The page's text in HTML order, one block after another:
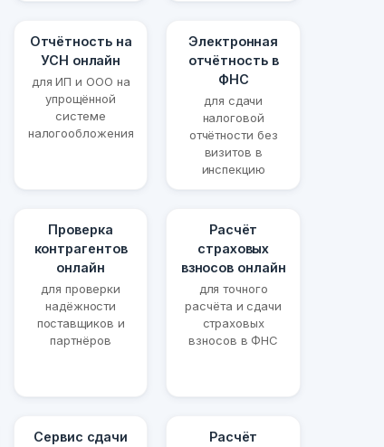
Отчётность на
УСН онлайн
для ИП и ООО на
упрощённой
системе
налогообложения
Электронная
отчётность в
ФНС
для сдачи
налоговой
отчётности без
визитов в
инспекцию
Проверка
контрагентов
онлайн
для проверки
надёжности
поставщиков и
партнёров
Расчёт
страховых
взносов онлайн
для точного
расчёта и сдачи
страховых
взносов в ФНС
Сервис сдачи
Расчёт